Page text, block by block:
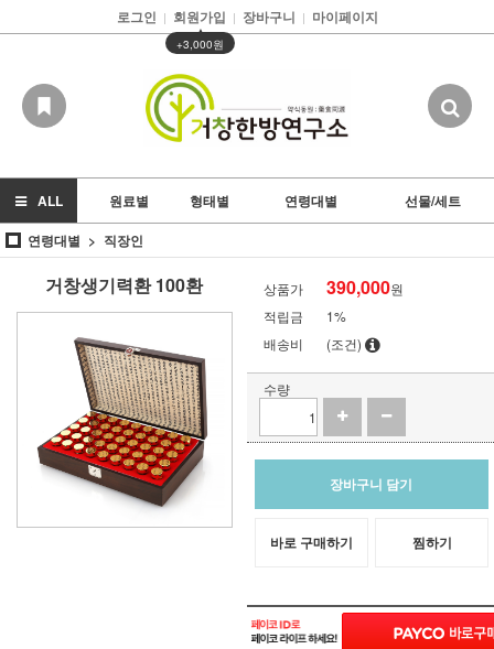
로그인 | 회원가입 |
▲
+3,000원
장바구니 | 마이페이지
ALL 원료별 형태별 연령대별
선물/세트
연령대별
직장인
거창생기력환 100환 상품가 390,000원
적립금
1%
배송비
(조건)
수량
장바구니 담기
바로 구매하기 찜하기